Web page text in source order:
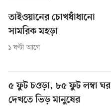
তাইওয়ানের চোখধাঁধানো
সামরিক মহড়া
১ ঘণ্টা আগে
৫ ফুট চওড়া, ৮৫ ফুট লম্বা ঘর
দেখতে ভিড় মানুষের